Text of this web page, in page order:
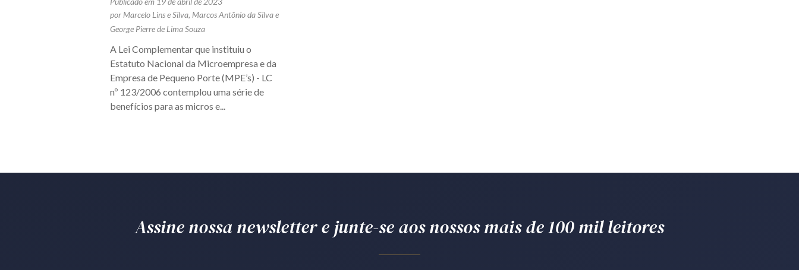
por Marcelo Lins e Silva, Marcos Antônio da Silvae
George Pierre de Lima Souza
A Lei Complementar que instituiu o
Estatuto Nacional da Microempresa e da
Empresa de Pequeno Porte (MPE’s) - LC
nº 123/2006 contemplou uma série de
benefícios para as micros e...
Assine nossa newsletter e junte-se aos nossos mais de 100 mil leitores